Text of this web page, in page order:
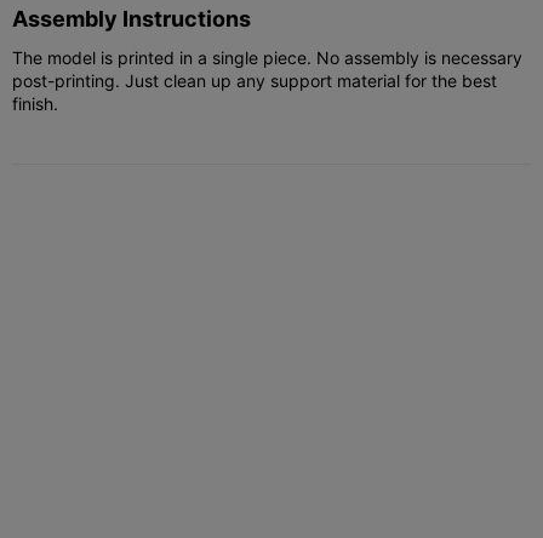
Assembly Instructions
The model is printed in a single piece. No assembly is necessary
post-printing. Just clean up any support material for the best
finish.